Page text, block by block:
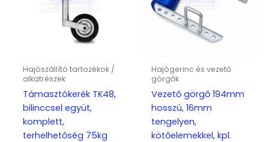
Hajószállító tartozékok /
alkatrészek
Támasztókerék TK48,
bilinccsel együt,
komplett,
terhelhetőség 75kg
Hajógerinc és vezető
görgők
Vezető görgő 194mm
hosszú, 16mm
tengelyen,
kötőelemekkel, kpl.